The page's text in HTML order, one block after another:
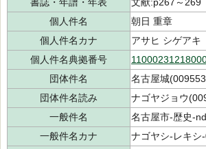
個人件名
朝日 重章
個人件名カナ
アサヒ シゲアキ
個人件名典拠番号
団体件名
名古屋城
団体件名読み
ナゴヤジョウ
一般件名
名古屋市-歴史-
一般件名カナ
ナゴヤシ-レキシ